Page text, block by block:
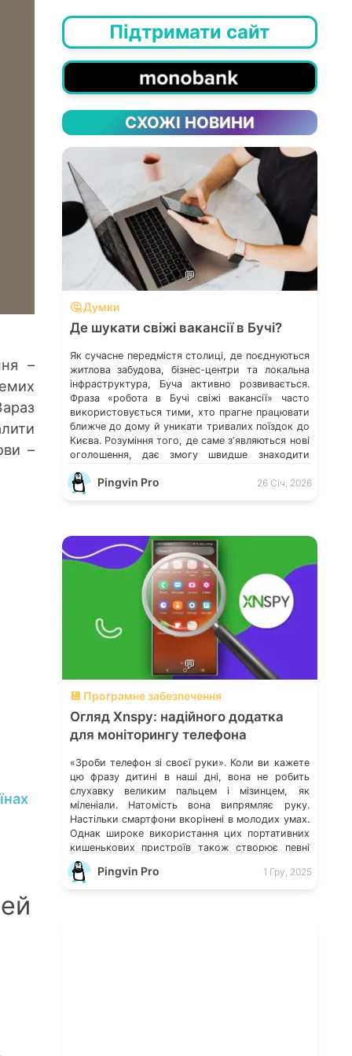
–
–
Підтримати сайт
СХОЖІ НОВИНИ
💬
🤔 Думки
Де шукати свіжі вакансії в Бучі?
Як сучасне передмістя столиці, де поєднуються
житлова забудова, бізнес-центри та локальна
інфраструктура, Буча активно розвивається.
Фраза «робота в Бучі свіжі вакансії» часто
використовується тими, хто прагне працювати
ближче до дому й уникати тривалих поїздок до
Києва. Розуміння того, де саме зʼявляються нові
оголошення, дає змогу швидше знаходити
працевлаштування переважають у місті […]
Pingvin Pro 26 Січ, 2026
💬
💾 Програмне забезпечення
Огляд Xnspy: надійного додатка
для моніторингу телефона
«Зроби телефон зі своєї руки». Коли ви кажете
цю фразу дитині в наші дні, вона не робить
слухавку великим пальцем і мізинцем, як
міленіали. Натомість вона випрямляє руку.
Настільки смартфони вкорінені в молодих умах.
Однак широке використання цих портативних
кишенькових пристроїв також створює певні
серйозні загрози безпеці. Особливо коли
йдеться про дітей, їхній вразливий та […]
Pingvin Pro 1 Гру, 2025